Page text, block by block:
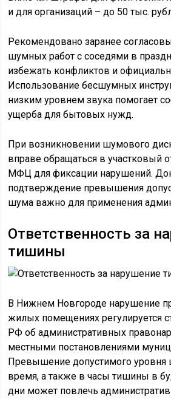
и для организаций – до 50 тыс.
Рекомендовано заранее
шумных работ с соседями в
избежать конфликтов и
Использование бесшумных
низким уровнем звука помогает
ущерба для бытовых нужд.
При возникновении шумового
вправе обращаться в участковый
МФЦ для фиксации нарушений.
подтверждение превышения
шума важно для применения
Ответственность за
тишины
В Нижнем Новгороде нарушение
жилых помещениях регулируется
РФ об административных
местными постановлениями
Превышение допустимого уровня
время, а также в часы тишины в
дни может повлечь